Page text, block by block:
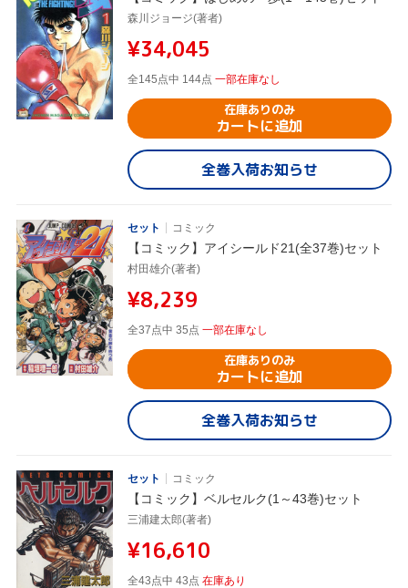
森川ジョージ(著者)
¥34,045
全145点中 144点 一部在庫なし
在庫ありのみ
カートに追加
全巻入荷お知らせ
セット コミック
【コミック】アイシールド21(全37巻)セット
村田雄介(著者)
¥8,239
全37点中 35点 一部在庫なし
在庫ありのみ
カートに追加
全巻入荷お知らせ
セット コミック
【コミック】ベルセルク(1～43巻)セット
三浦建太郎(著者)
¥16,610
全43点中 43点 在庫あり